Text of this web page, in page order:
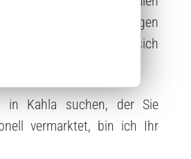
und der Region Thüringen
wie sich
in Kahla suchen, der Sie
vermarktet, bin ich Ihr